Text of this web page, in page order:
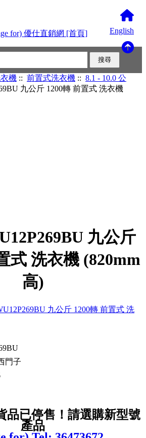
English
機 :: 前置式洗衣機 :: 8.1 - 10.0 公
九公斤 1200轉 前置式 洗衣機
九公斤
式 洗衣機 (820mm
高)
門子